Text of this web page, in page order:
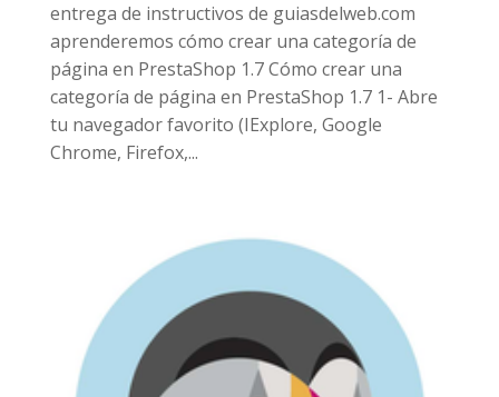
entrega de instructivos de guiasdelweb.com
aprenderemos cómo crear una categoría de
página en PrestaShop 1.7 Cómo crear una
categoría de página en PrestaShop 1.7 1- Abre
tu navegador favorito (IExplore, Google
Chrome, Firefox,...